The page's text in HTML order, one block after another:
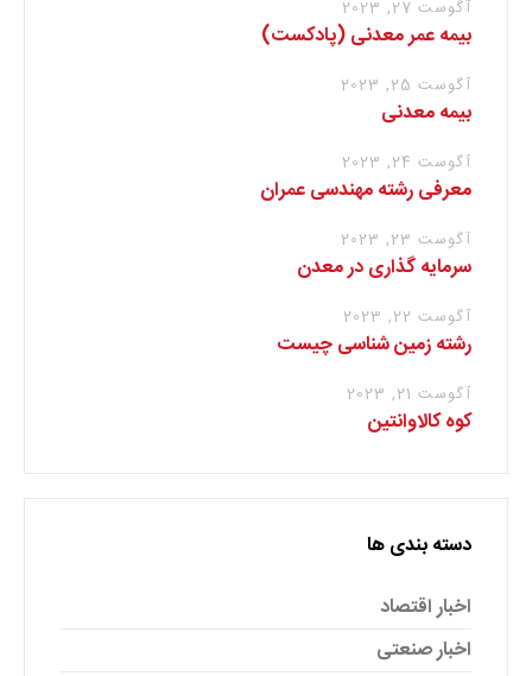
آگوست 27, 2023
بیمه عمر معدنی (پادکست)
آگوست 25, 2023
بیمه معدنی
آگوست 24, 2023
معرفی رشته مهندسی عمران
آگوست 23, 2023
سرمایه گذاری در معدن
آگوست 22, 2023
رشته زمین شناسی چیست
آگوست 21, 2023
کوه کالاوانتین
دسته بندی ها
اخبار اقتصاد
اخبار صنعتی